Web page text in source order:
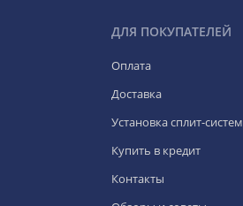
ДЛЯ ПОКУПАТЕЛЕЙ
Оплата
Доставка
Установка сплит-систем
Купить в кредит
Контакты